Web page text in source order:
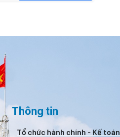
Thông tin
Tổ chức hành chính - Kế toán